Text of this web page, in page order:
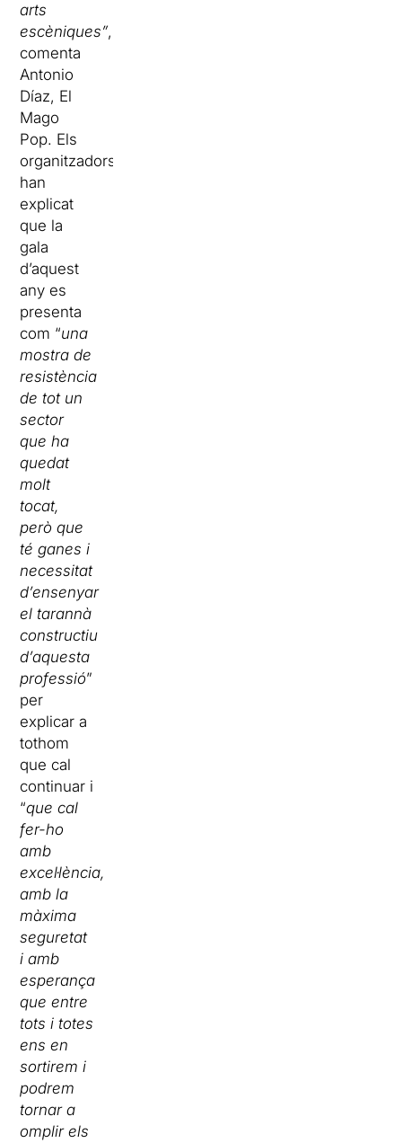
arts
escèniques”,
comenta
Antonio
Díaz, El
Mago
Pop. Els
organitzadors
han
explicat
que la
gala
d’aquest
any es
presenta
com “una
mostra de
resistència
de tot un
sector
que ha
quedat
molt
tocat,
però que
té ganes i
necessitat
d’ensenyar
el tarannà
constructiu
d’aquesta
professió”
per
explicar a
tothom
que cal
continuar i
“que cal
fer-ho
amb
excel·lència,
amb la
màxima
seguretat
i amb
esperança
que entre
tots i totes
ens en
sortirem i
podrem
tornar a
omplir els